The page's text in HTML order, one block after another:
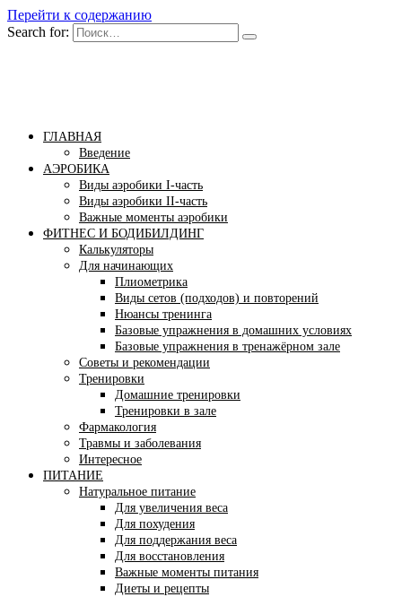
Перейти к содержанию
Search for:
ГЛАВНАЯ
Введение
АЭРОБИКА
Виды аэробики І-часть
Виды аэробики ІІ-часть
Важные моменты аэробики
ФИТНЕС И БОДИБИЛДИНГ
Калькуляторы
Для начинающих
Плиометрика
Виды сетов (подходов) и повторений
Нюансы тренинга
Базовые упражнения в домашних условиях
Базовые упражнения в тренажёрном зале
Советы и рекомендации
Тренировки
Домашние тренировки
Тренировки в зале
Фармакология
Травмы и заболевания
Интересное
ПИТАНИЕ
Натуральное питание
Для увеличения веса
Для похудения
Для поддержания веса
Для восстановления
Важные моменты питания
Диеты и рецепты